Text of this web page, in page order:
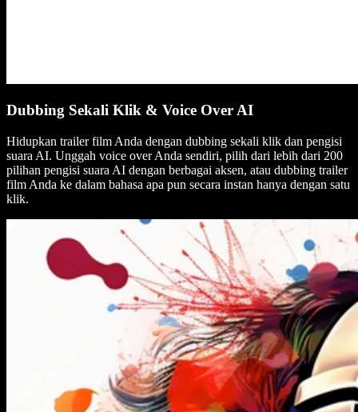
Dubbing Sekali Klik & Voice Over AI
Hidupkan trailer film Anda dengan dubbing sekali klik dan pengisi
suara AI. Unggah voice over Anda sendiri, pilih dari lebih dari 200
pilihan pengisi suara AI dengan berbagai aksen, atau dubbing trailer
film Anda ke dalam bahasa apa pun secara instan hanya dengan satu
klik.